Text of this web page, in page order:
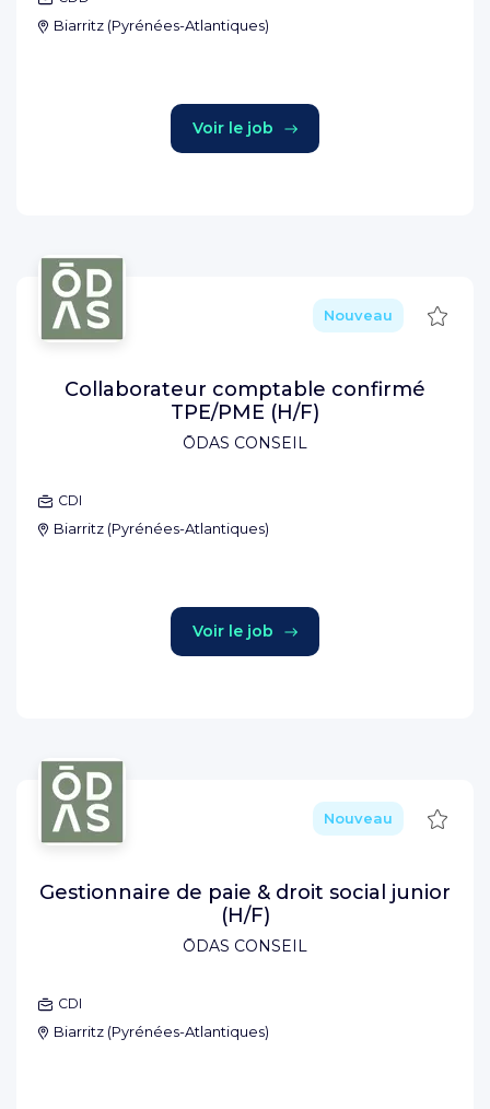
Biarritz (Pyrénées-Atlantiques)
Voir le job
ŌDAS CONSEIL
Nouveau
Collaborateur comptable confirmé
TPE/PME (H/F)
CDI
Biarritz (Pyrénées-Atlantiques)
Voir le job
ŌDAS CONSEIL
Nouveau
Gestionnaire de paie & droit social junior
(H/F)
CDI
Biarritz (Pyrénées-Atlantiques)